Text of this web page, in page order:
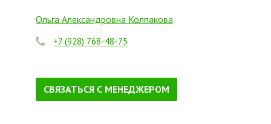
Ольга Александровна Колпакова
+7 (928) 768-48-75
СВЯЗАТЬСЯ С МЕНЕДЖЕРОМ